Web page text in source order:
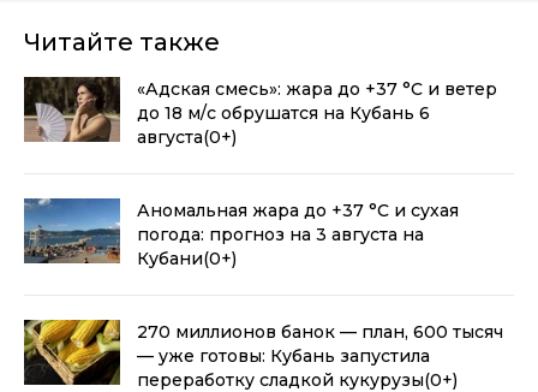
Читайте также
«Адская смесь»: жара до +37 °C и ветер
до 18 м/с обрушатся на Кубань 6
августа(0+)
Аномальная жара до +37 °С и сухая
погода: прогноз на 3 августа на
Кубани(0+)
270 миллионов банок — план, 600 тысяч
— уже готовы: Кубань запустила
переработку сладкой кукурузы(0+)